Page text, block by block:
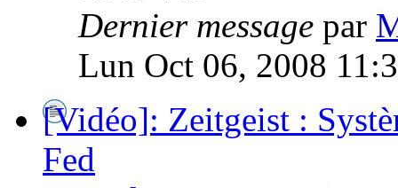
Dernier message par
Lun Oct 06, 2008
[Vidéo]: Zeitgeist :
Fed